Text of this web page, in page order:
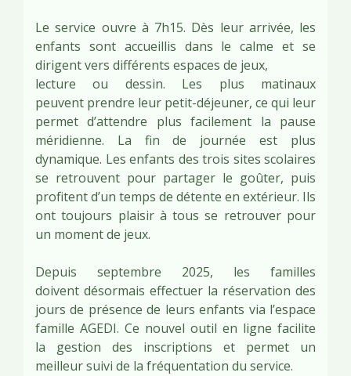
Le service ouvre à 7h15. Dès leur arrivée, les
enfants sont accueillis dans le calme et se
dirigent vers différents espaces de jeux,
lecture ou dessin. Les plus matinaux
peuvent prendre leur petit-déjeuner, ce qui leur
permet d’attendre plus facilement la pause
méridienne. La fin de journée est plus
dynamique. Les enfants des trois sites scolaires
se retrouvent pour partager le goûter, puis
profitent d’un temps de détente en extérieur. Ils
ont toujours plaisir à tous se retrouver pour
un moment de jeux.
Depuis septembre 2025, les familles
doivent désormais effectuer la réservation des
jours de présence de leurs enfants via l’espace
famille AGEDI. Ce nouvel outil en ligne facilite
la gestion des inscriptions et permet un
meilleur suivi de la fréquentation du service.